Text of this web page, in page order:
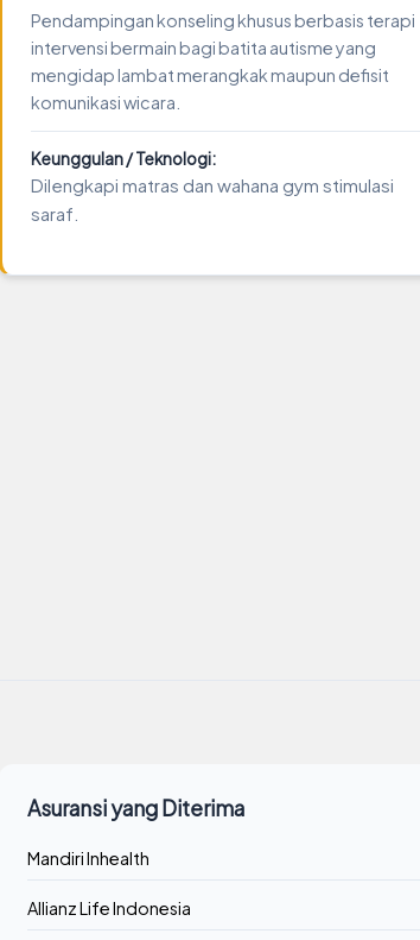
Pendampingan konseling khusus berbasis terapi
intervensi bermain bagi batita autisme yang
mengidap lambat merangkak maupun defisit
komunikasi wicara.
Keunggulan / Teknologi:
Dilengkapi matras dan wahana gym stimulasi
saraf.
Asuransi yang Diterima
Mandiri Inhealth
Allianz Life Indonesia